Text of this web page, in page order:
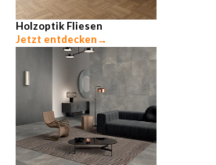
Holzoptik Fliesen
Jetzt entdecken→